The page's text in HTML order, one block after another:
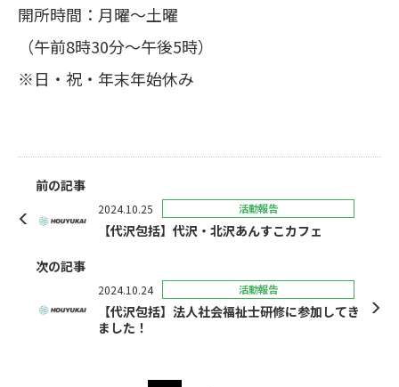
開所時間：月曜～土曜
（午前8時30分～午後5時）
※日・祝・年末年始休み
前の記事
2024.10.25 活動報告
【代沢包括】代沢・北沢あんすこカフェ
次の記事
2024.10.24 活動報告
【代沢包括】法人社会福祉士研修に参加してき
ました！